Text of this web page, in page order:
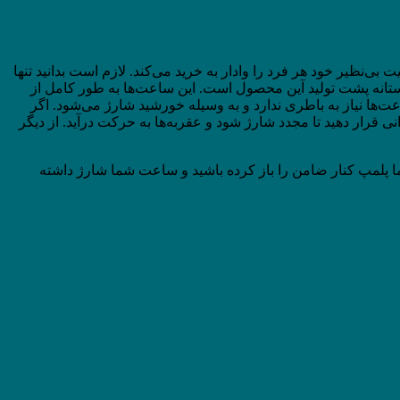
خود هر فرد را وادار به خرید می‌کند. لازم است بدانید تنها
پشت تولید آین محصول است. این ساعت‌ها به طور کامل از
نیاز به باطری ندارد و به وسیله خورشید شارژ می‌شود. اگر
دهید تا مجدد شارژ شود و عقربه‌ها به حرکت درآید. از دیگر
پلمپ کنار ضامن را باز کرده باشید و ساعت شما شارژ داشته